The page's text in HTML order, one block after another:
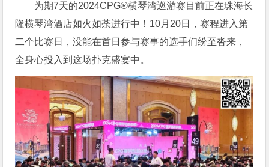
为期7天的2024CPG®横琴湾巡游赛目前正在珠海长
隆横琴湾酒店如火如荼进行中！10月20日，赛程进入第
二个比赛日，没能在首日参与赛事的选手们纷至沓来，
全身心投入到这场扑克盛宴中。